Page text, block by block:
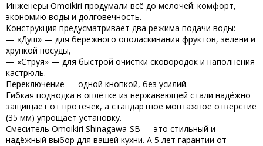
Инженеры Omoikiri продумали всё до мелочей: комфорт,
экономию воды и долговечность.
Конструкция предусматривает два режима подачи воды:
— «Душ» — для бережного ополаскивания фруктов, зелени и
хрупкой посуды,
— «Струя» — для быстрой очистки сковородок и наполнения
кастрюль.
Переключение — одной кнопкой, без усилий.
Гибкая подводка в оплётке из нержавеющей стали надёжно
защищает от протечек, а стандартное монтажное отверстие
(35 мм) упрощает установку.
Смеситель Omoikiri Shinagawa-SB — это стильный и
надёжный выбор для вашей кухни. А 5 лет гарантии от